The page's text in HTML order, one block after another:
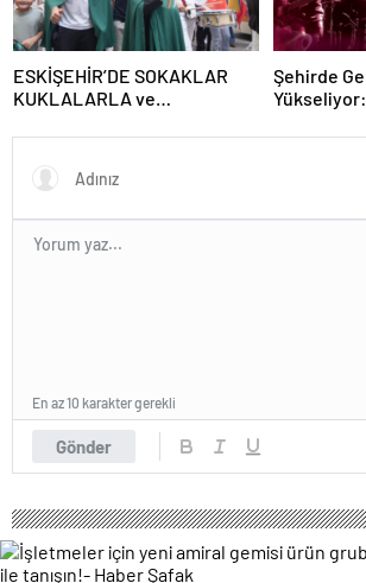
ESKİŞEHİR’DE SOKAKLAR
KUKLALARLA ve
RENKLENİYOR!
Şehirde
Mayıs’ta
Gönder
En az 10 karakter gerekli